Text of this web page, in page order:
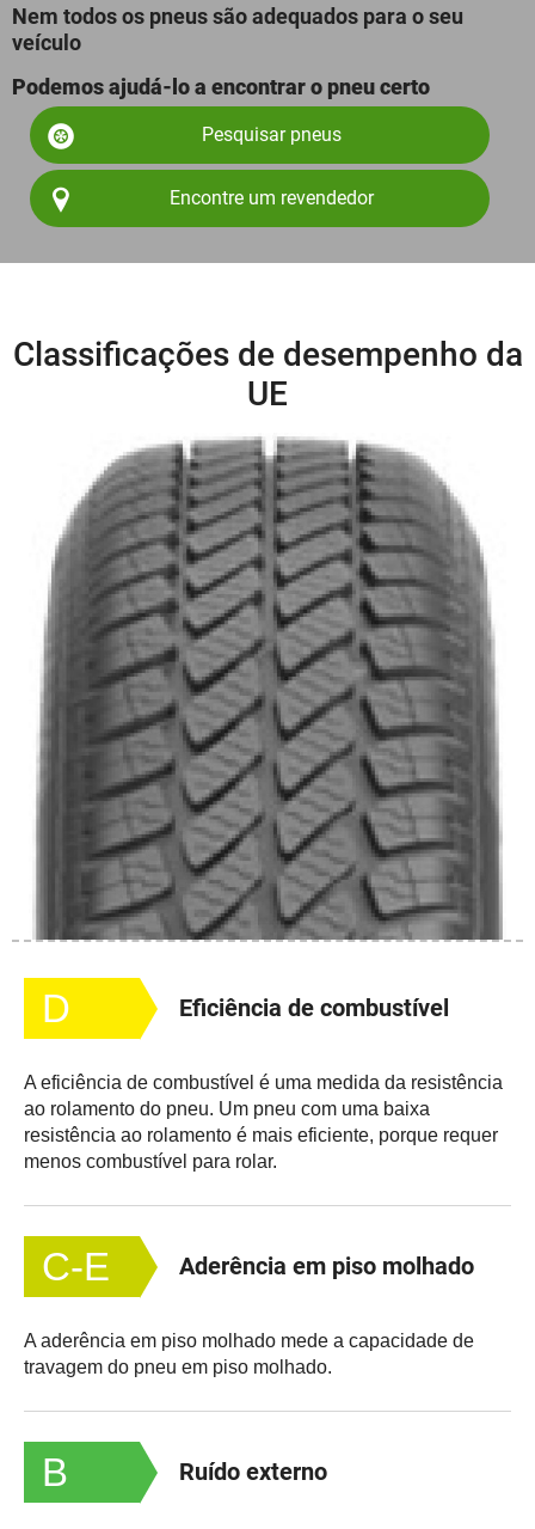
Nem todos os pneus são adequados para o seu
veículo
Podemos ajudá-lo a encontrar o pneu certo
Pesquisar pneus
Encontre um revendedor
Classificações de desempenho da
UE
D Eficiência de combustível
A eficiência de combustível é uma medida da resistência
ao rolamento do pneu. Um pneu com uma baixa
resistência ao rolamento é mais eficiente, porque requer
menos combustível para rolar.
C-E Aderência em piso molhado
A aderência em piso molhado mede a capacidade de
travagem do pneu em piso molhado.
B Ruído externo